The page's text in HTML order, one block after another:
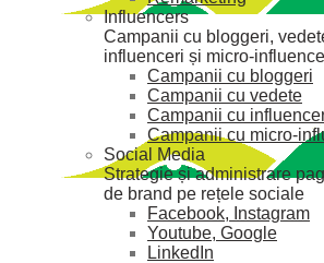
Influencers
Campanii cu bloggeri,
influenceri și micro-
Campanii cu bloggeri
Campanii cu vedete
Campanii cu
Campanii cu micro-
Social Media
Strategie și administrare
de brand pe rețele sociale
Facebook, Instagram
Youtube, Google
LinkedIn